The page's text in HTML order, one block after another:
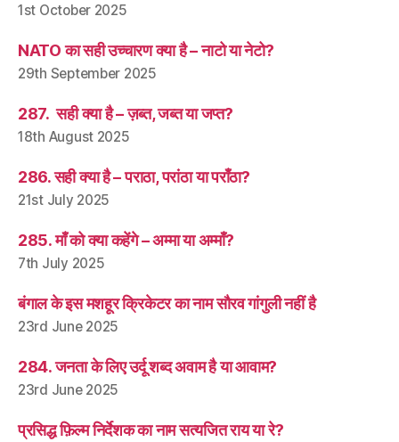
1st October 2025
NATO का सही उच्चारण क्या है – नाटो या नेटो?
29th September 2025
287. सही क्या है – ज़ब्त, जब्त या जप्त?
18th August 2025
286. सही क्या है – पराठा, परांठा या पराँठा?
21st July 2025
285. माँ को क्या कहेंगे – अम्मा या अम्माँ?
7th July 2025
बंगाल के इस मशहूर क्रिकेटर का नाम सौरव गांगुली नहीं है
23rd June 2025
284. जनता के लिए उर्दू शब्द अवाम है या आवाम?
23rd June 2025
प्रसिद्ध फ़िल्म निर्देशक का नाम सत्यजित राय या रे?